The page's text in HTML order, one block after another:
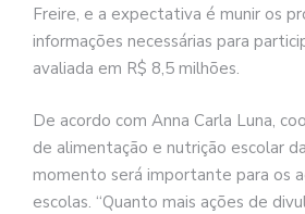
Freire, e a expectativa é munir os
informações necessárias para
avaliada em R$ 8,5 milhões.
De acordo com Anna Carla Luna,
de alimentação e nutrição escolar
momento será importante para os
escolas. “Quanto mais ações de